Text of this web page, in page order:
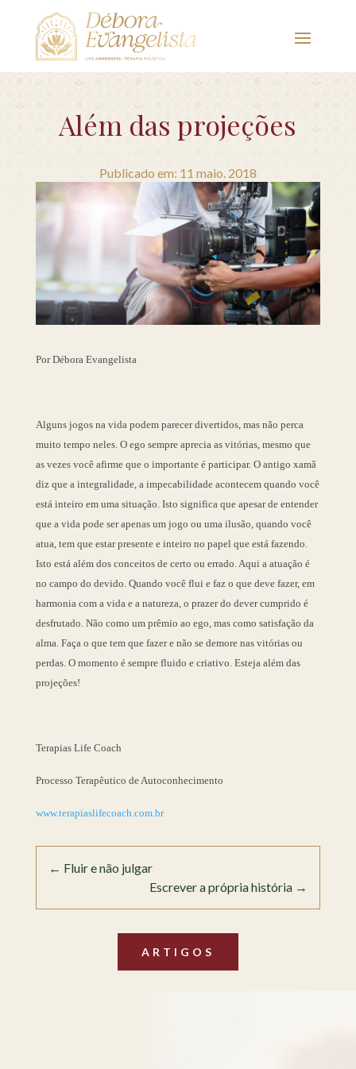
Além das projeções
Publicado em: 11 maio. 2018
Por Débora Evangelista
Alguns jogos na vida podem parecer divertidos, mas não perca
muito tempo neles. O ego sempre aprecia as vitórias, mesmo que
as vezes você afirme que o importante é participar. O antigo xamã
diz que a integralidade, a impecabilidade acontecem quando você
está inteiro em uma situação. Isto significa que apesar de entender
que a vida pode ser apenas um jogo ou uma ilusão, quando você
atua, tem que estar presente e inteiro no papel que está fazendo.
Isto está além dos conceitos de certo ou errado. Aqui a atuação é
no campo do devido. Quando você flui e faz o que deve fazer, em
harmonia com a vida e a natureza, o prazer do dever cumprido é
desfrutado. Não como um prêmio ao ego, mas como satisfação da
alma. Faça o que tem que fazer e não se demore nas vitórias ou
perdas. O momento é sempre fluido e criativo. Esteja além das
projeções!
Terapias Life Coach
Processo Terapêutico de Autoconhecimento
www.terapiaslifecoach.com.br
← Fluir e não julgar
Escrever a própria história →
ARTIGOS